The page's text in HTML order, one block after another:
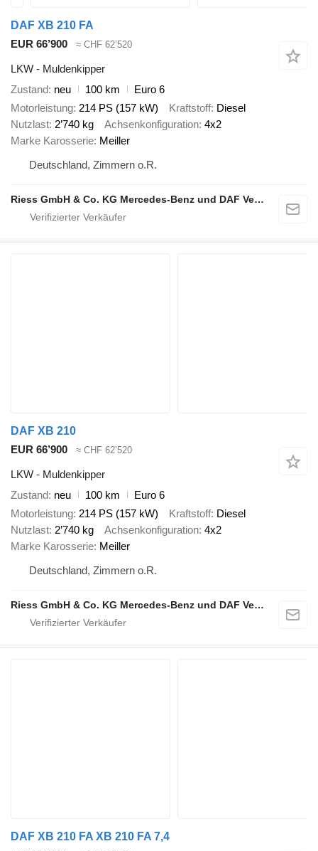
DAF XB 210 FA
EUR 66’900
≈ CHF 62’520
LKW - Muldenkipper
Zustand neu 100 km
Euro 6
Motorleistung 214 PS (157 kW) Kraftstoff Diesel
Nutzlast 2’740 kg Achsenkonfiguration 4x2
Marke Karosserie Meiller
Deutschland, Zimmern o.R.
Riess GmbH & Co. KG Mercedes-Benz und DAF Vertragspartner
DAF XB 210
EUR 66’900
≈ CHF 62’520
LKW - Muldenkipper
Zustand neu 100 km
Euro 6
Motorleistung 214 PS (157 kW) Kraftstoff Diesel
Nutzlast 2’740 kg Achsenkonfiguration 4x2
Marke Karosserie Meiller
Deutschland, Zimmern o.R.
Riess GmbH & Co. KG Mercedes-Benz und DAF Vertragspartner
DAF XB 210 FA XB 210 FA 7,4